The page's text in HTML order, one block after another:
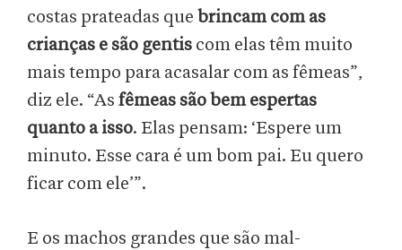
costas prateadas que brincam com as
crianças e são gentis com elas têm muito
mais tempo para acasalar com as fêmeas”,
diz ele. “As fêmeas são bem espertas
quanto a isso. Elas pensam: ‘Espere um
minuto. Esse cara é um bom pai. Eu quero
ficar com ele’”.
E os machos grandes que são mal-